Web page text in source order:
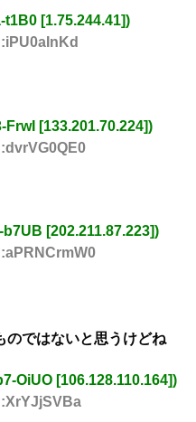
t1B0 [1.75.244.41])
FrwI [133.201.70.224])
b7UB [202.211.87.223])
ではないと思うけどね
OiUO [106.128.110.164])